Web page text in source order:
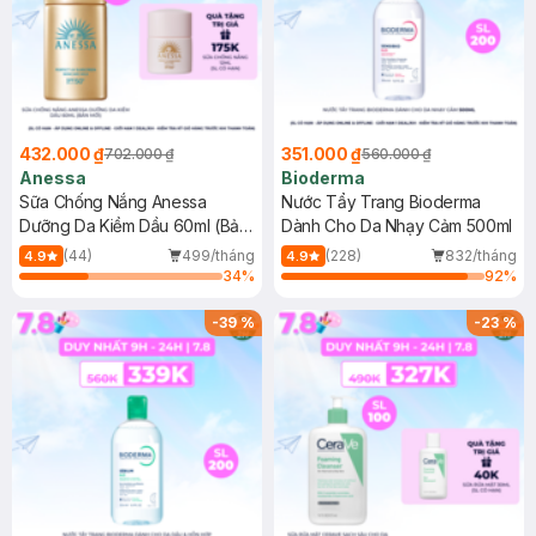
432.000 ₫702.000 ₫
Anessa
Sữa Chống Nắng Anessa
Dưỡng Da Kiềm Dầu 60ml (Bản
Mới)
4.9 (44)
499/tháng
34%
351.000 ₫560.000 ₫
Bioderma
Nước Tẩy Trang Bioderma
Dành Cho Da Nhạy Cảm 500ml
4.9 (228)
832/tháng
92%
-39% -23%